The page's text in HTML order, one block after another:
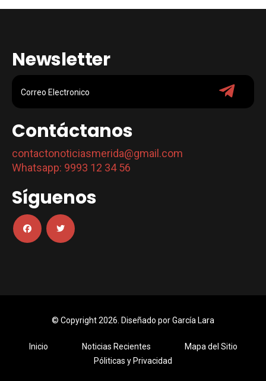
Newsletter
Contáctanos
contactonoticiasmerida@gmail.com
Whatsapp: 9993 12 34 56
Síguenos
© Copyright 2026. Diseñado porGarcía Lara
Inicio Noticias Recientes
Mapa del Sitio
Póliticas y Privacidad